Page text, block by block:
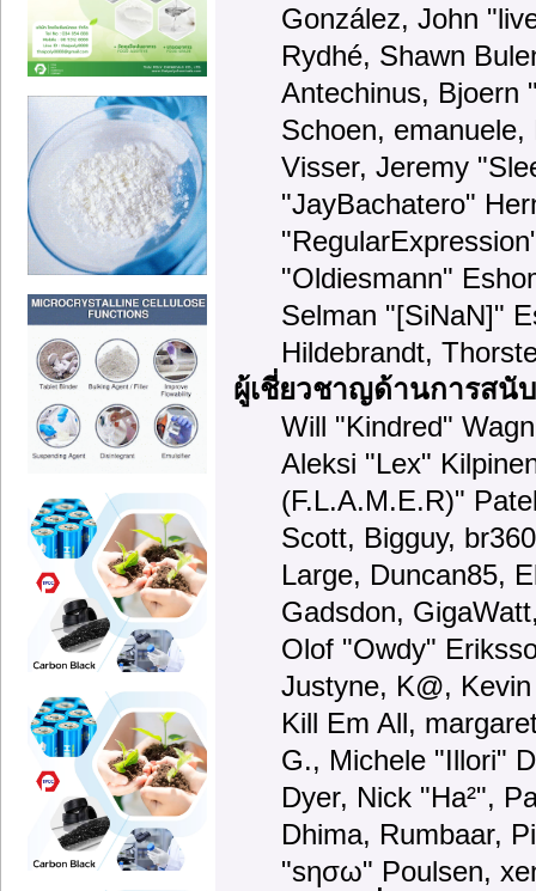
González, John
Rydhé, Shawn
Antechinus, Bjoern
Schoen,
Visser, Jeremy
"JayBachatero"
"Oldiesmann"
Selman "[SiNaN]"
Hildebrandt,
ผู้เชี่ยวชาญด้านการสนั
Will "Kindred"
Aleksi "Lex"
(F.L.A.M.E.R)"
Scott, Bigguy,
Large, Duncan85,
Gadsdon,
Olof "Owdy"
Justyne, K@,
Kill Em All,
G., Michele "Illori"
Dyer, Nick "Ha²",
Dhima, Rumbaar,
"sησω" Poulsen,